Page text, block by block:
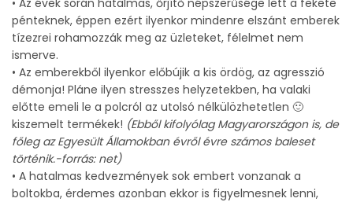
• Az évek során hatalmas, őrjítő népszerűsége lett a fekete
pénteknek, éppen ezért ilyenkor mindenre elszánt emberek
tízezrei rohamozzák meg az üzleteket, félelmet nem
ismerve.
• Az emberekből ilyenkor előbújik a kis ördög, az agresszió
démonja! Pláne ilyen stresszes helyzetekben, ha valaki
előtte emeli le a polcról az utolsó nélkülözhetetlen 🙂
kiszemelt termékek! (Ebből kifolyólag Magyarországon is, de
főleg az Egyesült Államokban évről évre számos baleset
történik.-forrás: net)
• A hatalmas kedvezmények sok embert vonzanak a
boltokba, érdemes azonban ekkor is figyelmesnek lenni,